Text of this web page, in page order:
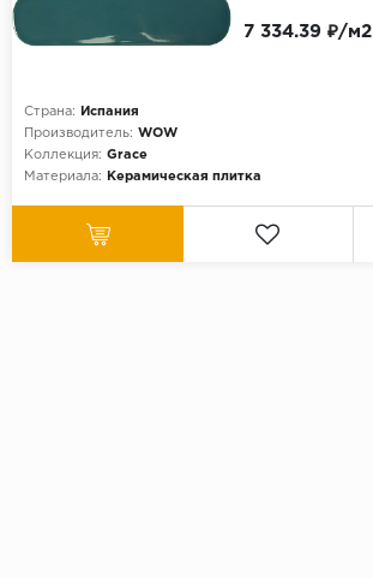
Страна:
Испания
Производитель: WOW
Коллекция: Grace
Материала:
Керамическая плитка
7 334.39 ₽/м2